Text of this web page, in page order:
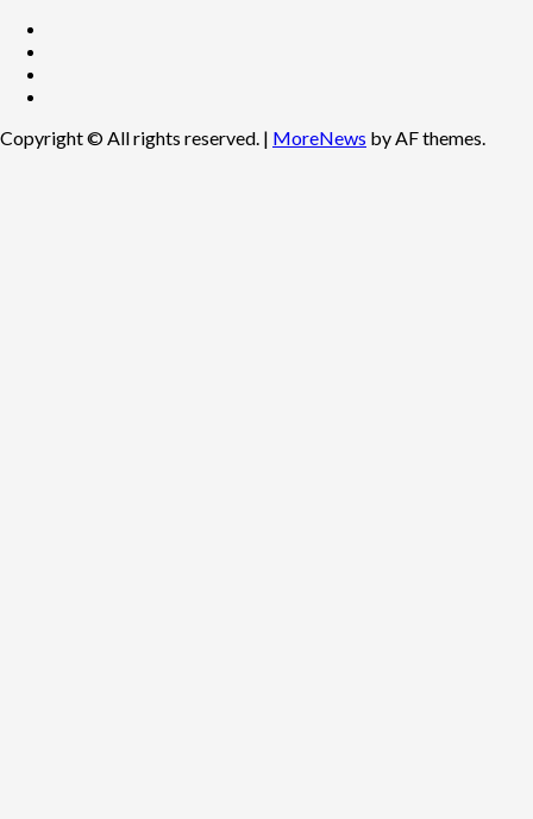
Copyright © All rights reserved. | MoreNews by AF themes.